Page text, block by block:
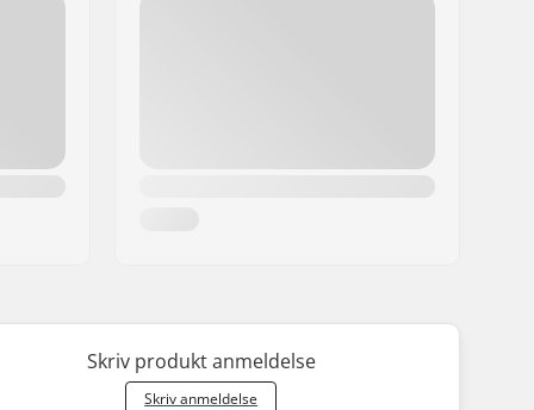
Skriv produkt anmeldelse
Skriv anmeldelse